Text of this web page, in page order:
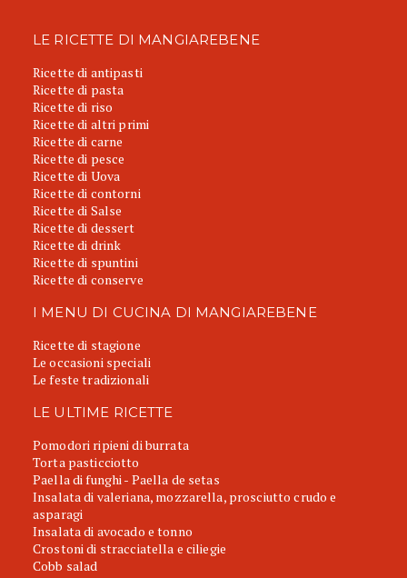
LE RICETTE DI MANGIAREBENE
Ricette di antipasti
Ricette di pasta
Ricette di riso
Ricette di altri primi
Ricette di carne
Ricette di pesce
Ricette di Uova
Ricette di contorni
Ricette di Salse
Ricette di dessert
Ricette di drink
Ricette di spuntini
Ricette di conserve
I MENU DI CUCINA DI MANGIAREBENE
Ricette di stagione
Le occasioni speciali
Le feste tradizionali
LE ULTIME RICETTE
Pomodori ripieni di burrata
Torta pasticciotto
Paella di funghi - Paella de setas
Insalata di valeriana, mozzarella, prosciutto crudo e
asparagi
Insalata di avocado e tonno
Crostoni di stracciatella e ciliegie
Cobb salad